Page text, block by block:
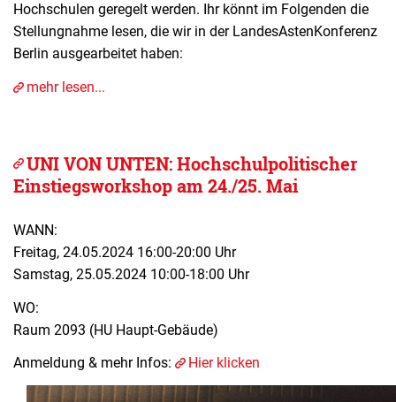
Hochschulen geregelt werden. Ihr könnt im Folgenden die
Stellungnahme lesen, die wir in der LandesAstenKonferenz
Berlin ausgearbeitet haben:
mehr lesen...
UNI VON UNTEN: Hochschulpolitischer
Einstiegsworkshop am 24./25. Mai
WANN:
Freitag, 24.05.2024 16:00-20:00 Uhr
Samstag, 25.05.2024 10:00-18:00 Uhr
WO:
Raum 2093 (HU Haupt-Gebäude)
Anmeldung & mehr Infos:
Hier klicken